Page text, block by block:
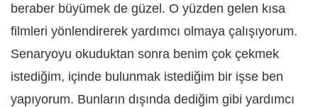
beraber büyümek de güzel. O yüzden gelen kısa
filmleri yönlendirerek yardımcı olmaya çalışıyorum.
Senaryoyu okuduktan sonra benim çok çekmek
istediğim, içinde bulunmak istediğim bir işse ben
yapıyorum. Bunların dışında dediğim gibi yardımcı